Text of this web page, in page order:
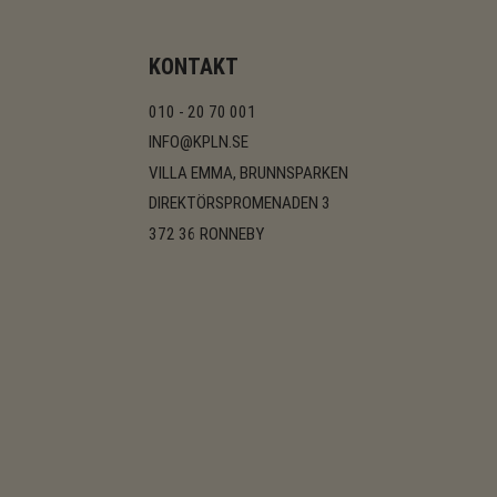
KONTAKT
010 - 20 70 001
INFO@KPLN.SE
VILLA EMMA, BRUNNSPARKEN
DIREKTÖRSPROMENADEN 3
372 36 RONNEBY